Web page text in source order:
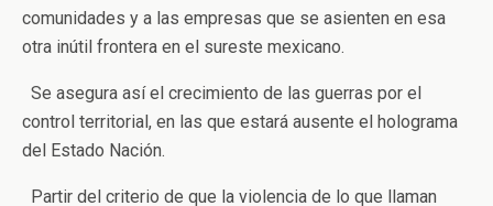
comunidades y a las empresas que se asienten en esa
otra inútil frontera en el sureste mexicano.
Se asegura así el crecimiento de las guerras por el
control territorial, en las que estará ausente el holograma
del Estado Nación.
Partir del criterio de que la violencia de lo que llaman